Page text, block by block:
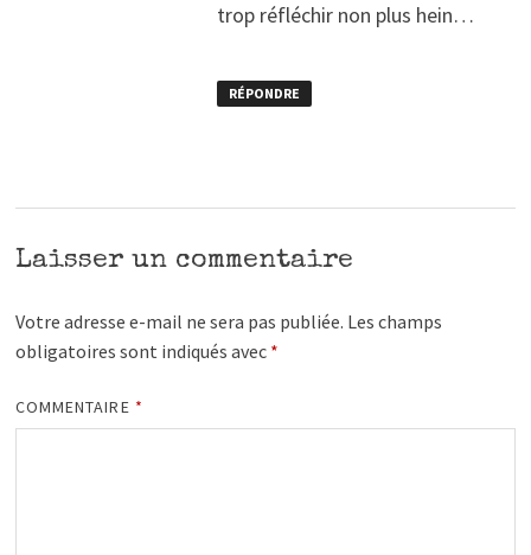
trop réfléchir non plus hein…
RÉPONDRE
Laisser un commentaire
Votre adresse e-mail ne sera pas publiée. Les champs
obligatoires sont indiqués avec *
COMMENTAIRE *